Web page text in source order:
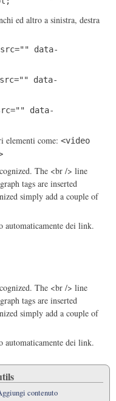
ed altro a sinistra, destra
data-
data-
data-
elementi come: <video
The <br /> line
tags are inserted
simply add a couple of
dei link.
The <br /> line
tags are inserted
simply add a couple of
dei link.
contenuto